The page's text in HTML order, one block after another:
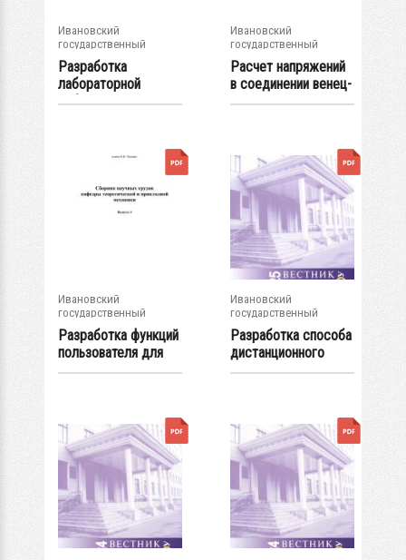
Ивановский
государственный
энергетический...
Разработка
лабораторной
работы: "Поиск
Ивановский
государственный
энергетический...
Расчет напряжений
в соединении венец-
маховик
Ивановский
государственный
энергетический...
Разработка функций
пользователя для
решения задач...
Ивановский
государственный
энергетический...
Разработка способа
дистанционного
определения...